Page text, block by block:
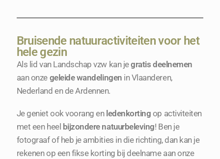
Bruisende natuuractiviteiten voor het
hele gezin
Als lid van Landschap vzw kan jegratis deelnemen
aan onze geleide wandelingen in Vlaanderen,
Nederland en de Ardennen.
Je geniet ook voorang en ledenkorting op activiteiten
met een heel bijzondere natuurbeleving! Ben je
fotograaf of heb je ambities in die richting, dan kan je
rekenen op een fikse korting bij deelname aan onze